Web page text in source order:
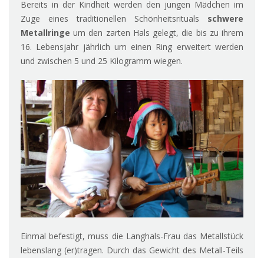
Bereits in der Kindheit werden den jungen Mädchen im
Zuge eines traditionellen Schönheitsrituals schwere
Metallringe um den zarten Hals gelegt, die bis zu ihrem
16. Lebensjahr jährlich um einen Ring erweitert werden
und zwischen 5 und 25 Kilogramm wiegen.
Einmal befestigt, muss die Langhals-Frau das Metallstück
lebenslang (er)tragen. Durch das Gewicht des Metall-Teils